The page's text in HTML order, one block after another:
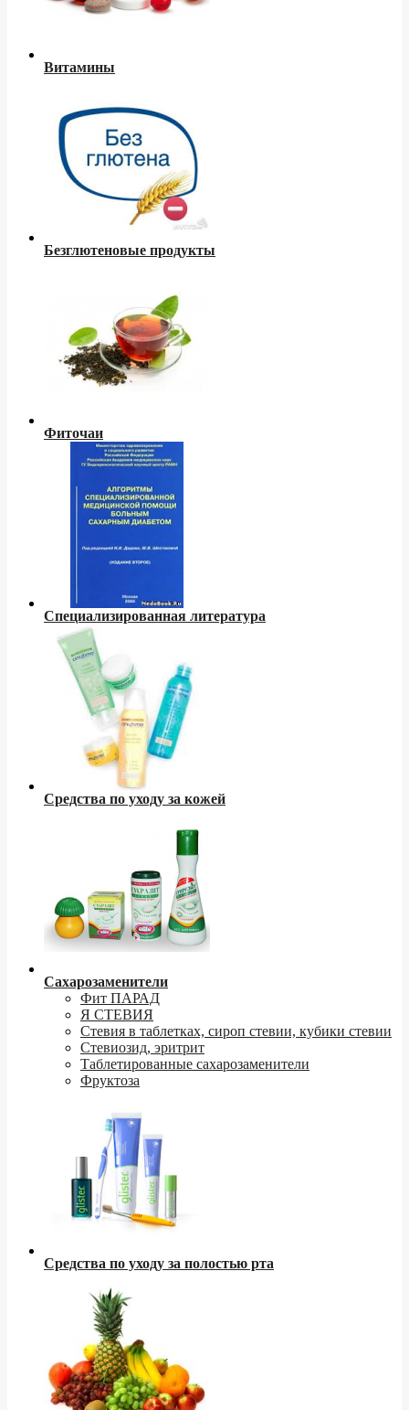
Витамины
Безглютеновые продукты
Фиточаи
Специализированная литература
Средства по уходу за кожей
Сахарозаменители
Фит ПАРАД
Я СТЕВИЯ
Стевия в таблетках, сироп стевии, кубики стевии
Стевиозид, эритрит
Таблетированные сахарозаменители
Фруктоза
Средства по уходу за полостью рта